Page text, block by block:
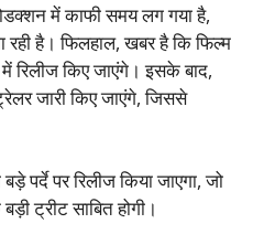
में काफी समय लग गया है,
है। फिलहाल, खबर है कि फिल्म
रिलीज किए जाएंगे। इसके बाद,
जारी किए जाएंगे, जिससे
पर्दे पर रिलीज किया जाएगा, जो
ट्रीट साबित होगी।